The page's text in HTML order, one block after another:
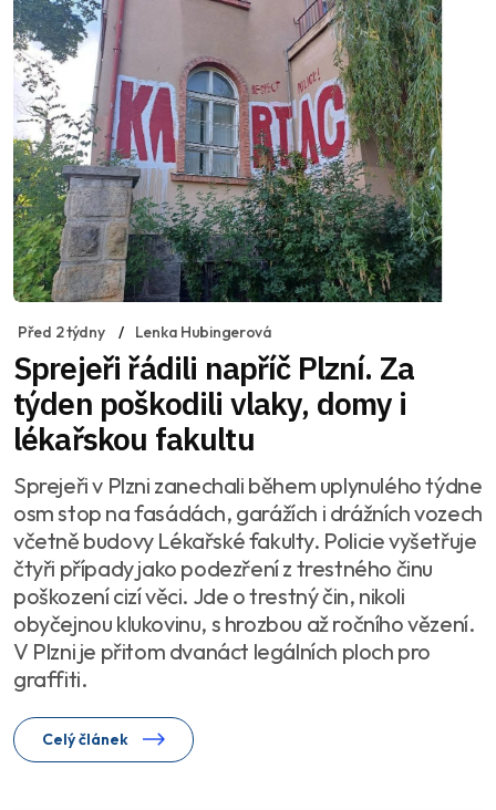
Před 2 týdny Lenka Hubingerová
Sprejeři řádili napříč Plzní. Za
týden poškodili vlaky, domy i
lékařskou fakultu
Sprejeři v Plzni zanechali během uplynulého týdne
osm stop na fasádách, garážích i drážních vozech
včetně budovy Lékařské fakulty. Policie vyšetřuje
čtyři případy jako podezření z trestného činu
poškození cizí věci. Jde o trestný čin, nikoli
obyčejnou klukovinu, s hrozbou až ročního vězení.
V Plzni je přitom dvanáct legálních ploch pro
graffiti.
Celý článek